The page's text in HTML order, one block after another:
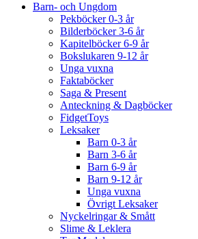
Barn- och Ungdom
Pekböcker 0-3 år
Bilderböcker 3-6 år
Kapitelböcker 6-9 år
Bokslukaren 9-12 år
Unga vuxna
Faktaböcker
Saga & Present
Anteckning & Dagböcker
FidgetToys
Leksaker
Barn 0-3 år
Barn 3-6 år
Barn 6-9 år
Barn 9-12 år
Unga vuxna
Övrigt Leksaker
Nyckelringar & Smått
Slime & Leklera